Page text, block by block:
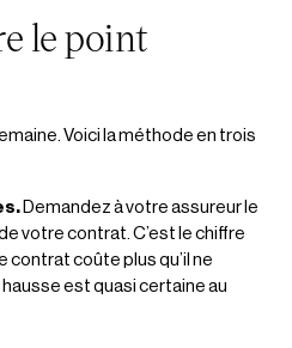
le point
Voici la méthode en trois
Demandez à votre assureur le
votre contrat. C’est le chiffre
contrat coûte plus qu’il ne
est quasi certaine au